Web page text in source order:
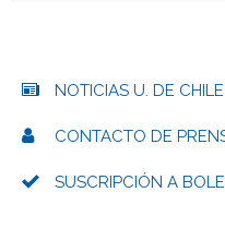
NOTICIAS U. DE CHILE
CONTACTO DE
SUSCRIPCIÓN A